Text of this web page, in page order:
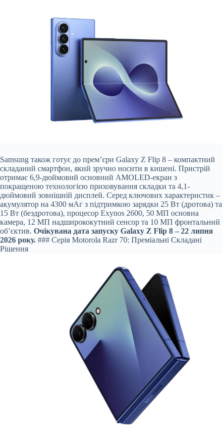
Samsung також готує до прем’єри Galaxy Z Flip 8 – компактний
складаний смартфон, який зручно носити в кишені. Пристрій
отримає 6,9-дюймовий основний AMOLED-екран з
покращеною технологією приховування складки та 4,1-
дюймовий зовнішній дисплей. Серед ключових характеристик –
акумулятор на 4300 мАг з підтримкою зарядки 25 Вт (дротова) та
15 Вт (бездротова), процесор Exynos 2600, 50 МП основна
камера, 12 МП надширококутний сенсор та 10 МП фронтальний
об’єктив. Очікувана дата запуску Galaxy Z Flip 8 – 22 липня
2026 року. ### Серія Motorola Razr 70: Преміальні Складані
Рішення